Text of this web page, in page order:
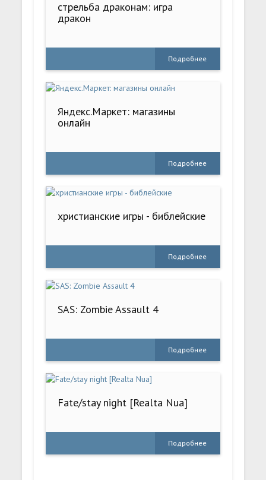
стрельба драконам: игра
дракон
Подробнее
Яндекс.Маркет: магазины
онлайн
Подробнее
христианские игры - библейские
Подробнее
SAS: Zombie Assault 4
Подробнее
Fate/stay night [Realta Nua]
Подробнее